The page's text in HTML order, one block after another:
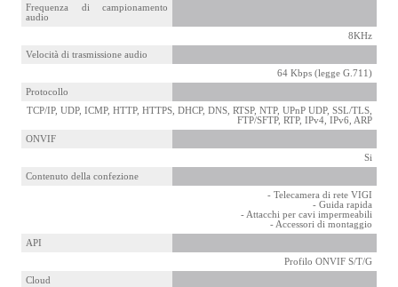
Frequenza di campionamento
audio
8KHz
Velocità di trasmissione audio
64 Kbps (legge G.711)
Protocollo
TCP/IP, UDP, ICMP, HTTP, HTTPS, DHCP, DNS, RTSP, NTP, UPnP UDP, SSL/TLS,
FTP/SFTP, RTP, IPv4, IPv6, ARP
ONVIF
Si
Contenuto della confezione
- Telecamera di rete VIGI
- Guida rapida
- Attacchi per cavi impermeabili
- Accessori di montaggio
API
Profilo ONVIF S/T/G
Cloud